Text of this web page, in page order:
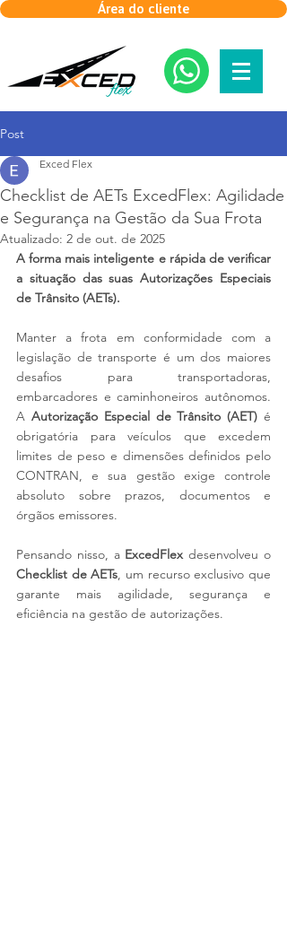
Área do cliente
Post
Checklist de AETs ExcedFlex: Agilidade
e Segurança na Gestão da Sua Frota
Exced Flex
Atualizado: 2 de out. de 2025
A forma mais inteligente e rápida de verificar
a situação das suas Autorizações Especiais
de Trânsito (AETs).
Manter a frota em conformidade com a
legislação de transporte é um dos maiores
desafios para transportadoras,
embarcadores e caminhoneiros autônomos.
A Autorização Especial de Trânsito (AET) é
obrigatória para veículos que excedem
limites de peso e dimensões definidos pelo
CONTRAN, e sua gestão exige controle
absoluto sobre prazos, documentos e
órgãos emissores.
Pensando nisso, a ExcedFlex
Checklist de AETs, um recurso exclusivo que
garante mais agilidade, segurança e
eficiência na gestão de autorizações.